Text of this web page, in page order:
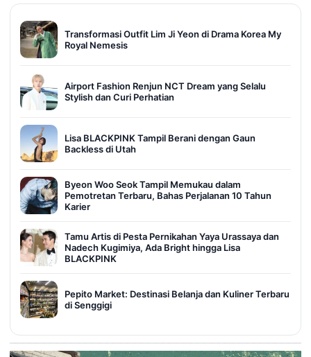
Transformasi Outfit Lim Ji Yeon di Drama Korea My
Royal Nemesis
Airport Fashion Renjun NCT Dream yang Selalu
Stylish dan Curi Perhatian
Lisa BLACKPINK Tampil Berani dengan Gaun
Backless di Utah
Byeon Woo Seok Tampil Memukau dalam
Pemotretan Terbaru, Bahas Perjalanan 10 Tahun
Karier
Tamu Artis di Pesta Pernikahan Yaya Urassaya dan
Nadech Kugimiya, Ada Bright hingga Lisa
BLACKPINK
Pepito Market: Destinasi Belanja dan Kuliner Terbaru
di Senggigi